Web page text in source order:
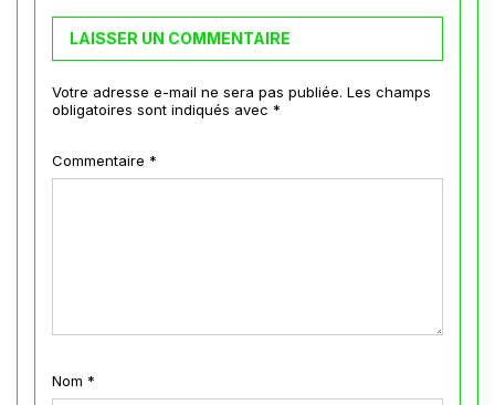
LAISSER UN COMMENTAIRE
Votre adresse e-mail ne sera pas publiée. Les champs
obligatoires sont indiqués avec *
Commentaire *
Nom *